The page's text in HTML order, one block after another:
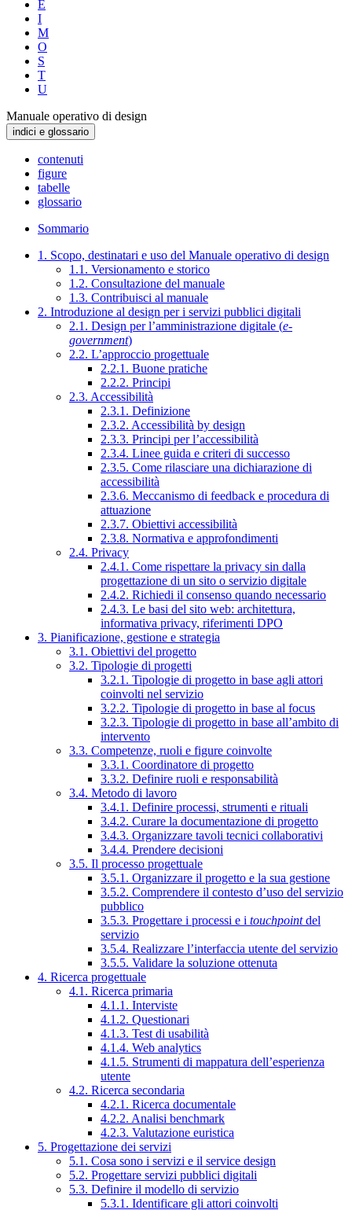
E
I
M
O
S
T
U
Manuale operativo di design
indici e glossario
contenuti
figure
tabelle
glossario
Sommario
1. Scopo, destinatari e uso del Manuale operativo di design
1.1. Versionamento e storico
1.2. Consultazione del manuale
1.3. Contribuisci al manuale
2. Introduzione al design per i servizi pubblici digitali
2.1. Design per l’amministrazione digitale (e-
government)
2.2. L’approccio progettuale
2.2.1. Buone pratiche
2.2.2. Principi
2.3. Accessibilità
2.3.1. Definizione
2.3.2. Accessibilità by design
2.3.3. Principi per l’accessibilità
2.3.4. Linee guida e criteri di successo
2.3.5. Come rilasciare una dichiarazione di
accessibilità
2.3.6. Meccanismo di feedback e procedura di
attuazione
2.3.7. Obiettivi accessibilità
2.3.8. Normativa e approfondimenti
2.4. Privacy
2.4.1. Come rispettare la privacy sin dalla
progettazione di un sito o servizio digitale
2.4.2. Richiedi il consenso quando necessario
2.4.3. Le basi del sito web: architettura,
informativa privacy, riferimenti DPO
3. Pianificazione, gestione e strategia
3.1. Obiettivi del progetto
3.2. Tipologie di progetti
3.2.1. Tipologie di progetto in base agli attori
coinvolti nel servizio
3.2.2. Tipologie di progetto in base al focus
3.2.3. Tipologie di progetto in base all’ambito di
intervento
3.3. Competenze, ruoli e figure coinvolte
3.3.1. Coordinatore di progetto
3.3.2. Definire ruoli e responsabilità
3.4. Metodo di lavoro
3.4.1. Definire processi, strumenti e rituali
3.4.2. Curare la documentazione di progetto
3.4.3. Organizzare tavoli tecnici collaborativi
3.4.4. Prendere decisioni
3.5. Il processo progettuale
3.5.1. Organizzare il progetto e la sua gestione
3.5.2. Comprendere il contesto d’uso del servizio
pubblico
3.5.3. Progettare i processi e i touchpointdel
servizio
3.5.4. Realizzare l’interfaccia utente del servizio
3.5.5. Validare la soluzione ottenuta
4. Ricerca progettuale
4.1. Ricerca primaria
4.1.1. Interviste
4.1.2. Questionari
4.1.3. Test di usabilità
4.1.4. Web analytics
4.1.5. Strumenti di mappatura dell’esperienza
utente
4.2. Ricerca secondaria
4.2.1. Ricerca documentale
4.2.2. Analisi benchmark
4.2.3. Valutazione euristica
5. Progettazione dei servizi
5.1. Cosa sono i servizi e il service design
5.2. Progettare servizi pubblici digitali
5.3. Definire il modello di servizio
5.3.1. Identificare gli attori coinvolti